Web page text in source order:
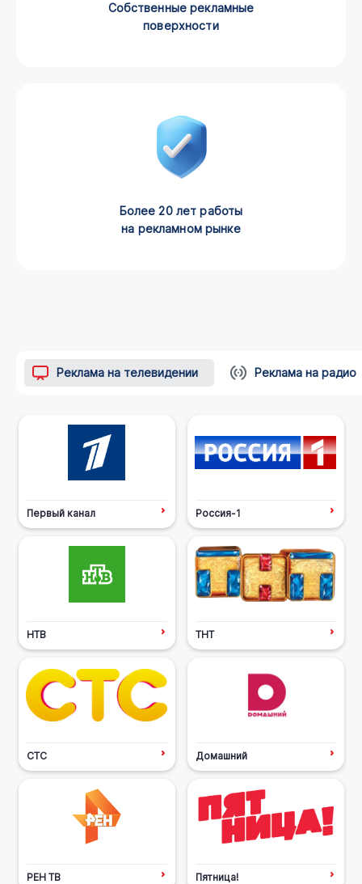
Собственные рекламные
поверхности
Более 20 лет работы
на рекламном рынке
Реклама на телевидении Реклама на радио
Первый канал Россия-1
НТВ ТНТ
СТС Домашний
РЕН ТВ Пятница!